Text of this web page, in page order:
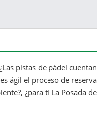
pistas de pádel cuentan
ágil el proceso de reserva
¿para ti La Posada de